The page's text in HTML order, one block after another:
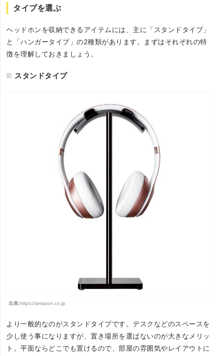
タイプを選ぶ
ヘッドホンを収納できるアイテムには、主に「スタンドタイプ」
と「ハンガータイプ」の2種類があります。まずはそれぞれの特
徴を理解しておきましょう。
スタンドタイプ
出典:https://amazon.co.jp
より一般的なのがスタンドタイプです。デスクなどのスペースを
少し使う事になりますが、置き場所を選ばないのが大きなメリッ
ト。平面ならどこでも置けるので、部屋の雰囲気やレイアウトに